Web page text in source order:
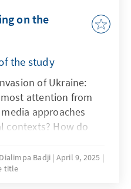
росії. Саме
оригінальний
тодішнього
в українському
on the
the study
of Ukraine:
attention from
approaches
contexts? How do
the
armed aggression
Badji April 9, 2025
title